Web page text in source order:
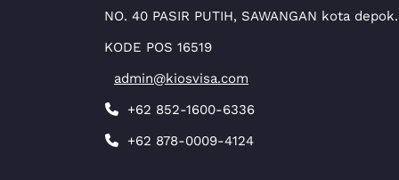
NO. 40 PASIR PUTIH, SAWANGAN kota depok.
KODE POS 16519
admin@kiosvisa.com
+62 852-1600-6336
+62 878-0009-4124